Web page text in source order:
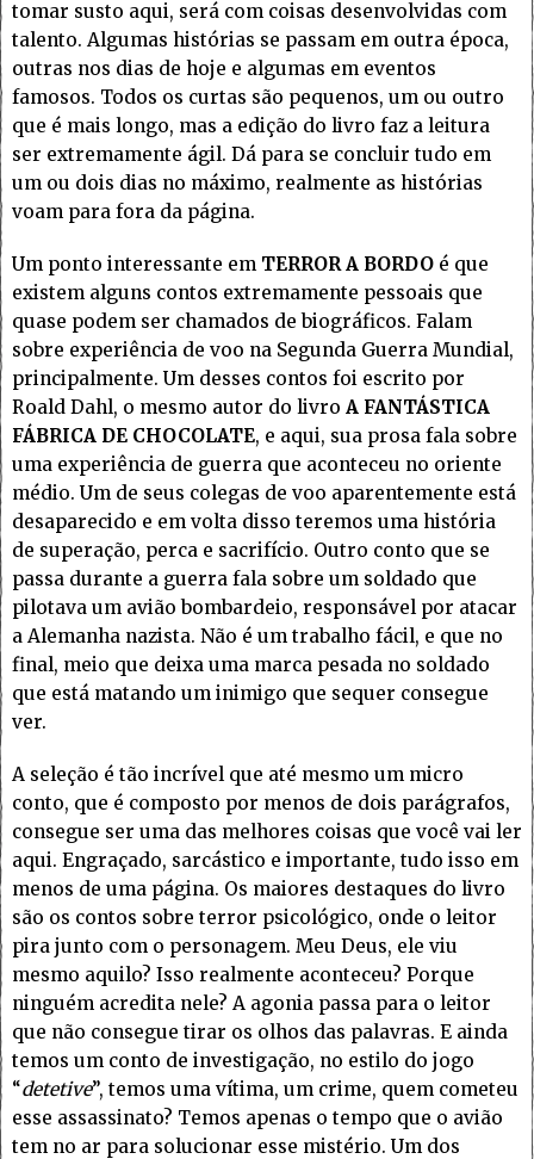
tomar susto aqui, será com coisas desenvolvidas com
talento. Algumas histórias se passam em outra época,
outras nos dias de hoje e algumas em eventos
famosos. Todos os curtas são pequenos, um ou outro
que é mais longo, mas a edição do livro faz a leitura
ser extremamente ágil. Dá para se concluir tudo em
um ou dois dias no máximo, realmente as histórias
voam para fora da página.
Um ponto interessante em TERROR A BORDO é que
existem alguns contos extremamente pessoais que
quase podem ser chamados de biográficos. Falam
sobre experiência de voo na Segunda Guerra Mundial,
principalmente. Um desses contos foi escrito por
Roald Dahl, o mesmo autor do livro A FANTÁSTICA
FÁBRICA DE CHOCOLATE, e aqui, sua prosa fala sobre
uma experiência de guerra que aconteceu no oriente
médio. Um de seus colegas de voo aparentemente está
desaparecido e em volta disso teremos uma história
de superação, perca e sacrifício. Outro conto que se
passa durante a guerra fala sobre um soldado que
pilotava um avião bombardeio, responsável por atacar
a Alemanha nazista. Não é um trabalho fácil, e que no
final, meio que deixa uma marca pesada no soldado
que está matando um inimigo que sequer consegue
ver.
A seleção é tão incrível que até mesmo um micro
conto, que é composto por menos de dois parágrafos,
consegue ser uma das melhores coisas que você vai ler
aqui. Engraçado, sarcástico e importante, tudo isso em
menos de uma página. Os maiores destaques do livro
são os contos sobre terror psicológico, onde o leitor
pira junto com o personagem. Meu Deus, ele viu
mesmo aquilo? Isso realmente aconteceu? Porque
ninguém acredita nele? A agonia passa para o leitor
que não consegue tirar os olhos das palavras. E ainda
temos um conto de investigação, no estilo do jogo
“detetive”, temos uma vítima, um crime, quem cometeu
esse assassinato? Temos apenas o tempo que o avião
tem no ar para solucionar esse mistério. Um dos